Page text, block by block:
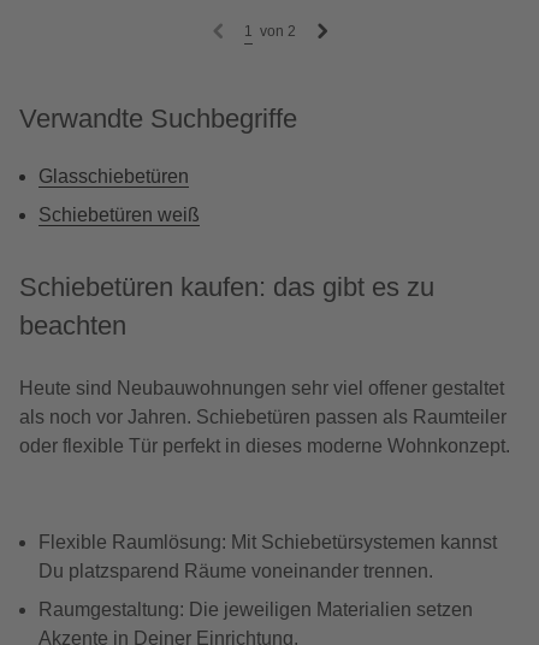
1 von 2
Verwandte Suchbegriffe
Glasschiebetüren
Schiebetüren weiß
Schiebetüren kaufen: das gibt es zu
beachten
Heute sind Neubauwohnungen sehr viel offener gestaltet
als noch vor Jahren. Schiebetüren passen als Raumteiler
oder flexible Tür perfekt in dieses moderne Wohnkonzept.
Flexible Raumlösung: Mit Schiebetürsystemen kannst
Du platzsparend Räume voneinander trennen.
Raumgestaltung: Die jeweiligen Materialien setzen
Akzente in Deiner Einrichtung.